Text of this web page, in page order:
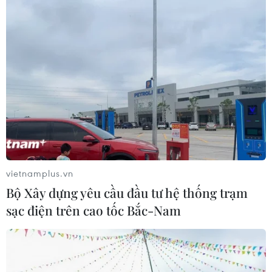
Hàn Quốc nối lại đường bay
Incheon-TP Hồ Chí Minh
07/08/2026 04:28
Mở ra giai đoạn triển khai thực chất
quan hệ giữa Việt Nam và Australia
07/08/2026 01:27
Ấn Độ thử thành công tên lửa đạn
đạo Agni-4, tầm bắn 4.000 km
06/08/2026 23:17
vietnamplus.vn
Bộ Xây dựng yêu cầu đầu tư hệ thống trạm
sạc điện trên cao tốc Bắc-Nam